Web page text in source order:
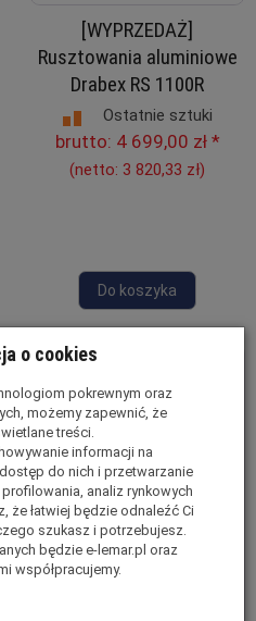
[WYPRZEDAŻ]
Rusztowania aluminiowe
Drabex RS 1100R
Ostatnie sztuki
brutto: 4 699,00 zł*
(netto: 3 820,33 zł)
Do koszyka
o cookies
pokrewnym oraz
możemy zapewnić, że
treści.
informacji na
do nich i przetwarzanie
analiz rynkowych
że łatwiej będzie odnaleźć Ci
szukasz i potrzebujesz.
będzie e-lemar.pl oraz
współpracujemy.